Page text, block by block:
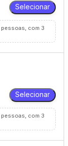
Selecionar
com 3
Selecionar
com 3